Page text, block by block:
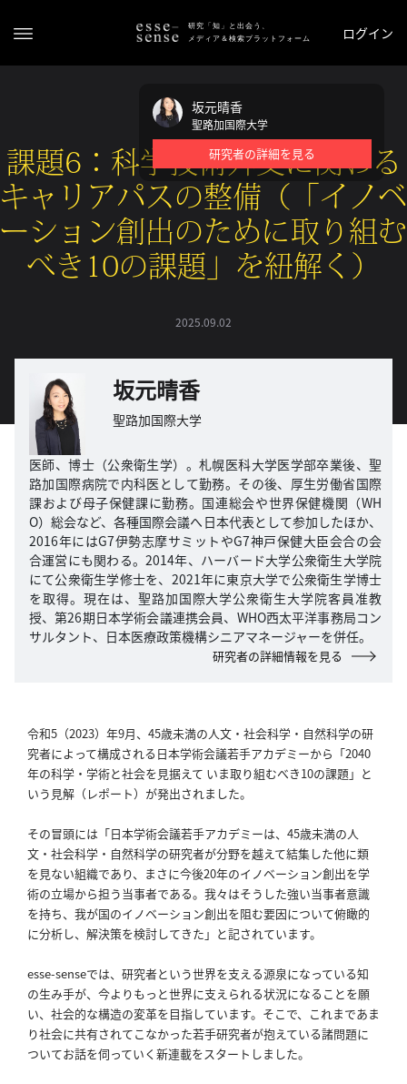
研究「知」と出会う、
メディア＆検索プラットフォーム
ログイン
ト
ッ
タ
へ
記
事
一
覧
へ
寄
稿/
の
一
覧
へ
パ
ト
ロ
ン
募
一
覧
へ
坂元晴香
聖路加国際大学
研究者の詳細を見る
課題6：科学技術外交に関わる
キャリアパスの整備（「イノベ
ーション創出のために取り組む
べき10の課題」を紐解く）
2025.09.02
坂元晴香
聖路加国際大学
研究者の詳細情報を見る
医師、博士（公衆衛生学）。札幌医科大学医学部卒業後、聖
路加国際病院で内科医として勤務。その後、厚生労働省国際
課および母子保健課に勤務。国連総会や世界保健機関（WH
O）総会など、各種国際会議へ日本代表として参加したほか、
2016年にはG7伊勢志摩サミットやG7神戸保健大臣会合の会
合運営にも関わる。2014年、ハーバード大学公衆衛生大学院
にて公衆衛生学修士を、2021年に東京大学で公衆衛生学博士
を取得。現在は、聖路加国際大学公衆衛生大学院客員准教
授、第26期日本学術会議連携会員、WHO西太平洋事務局コン
サルタント、日本医療政策機構シニアマネージャーを併任。
令和5（2023）年9月、45歳未満の人文・社会科学・自然科学の研
究者によって構成される日本学術会議若手アカデミーから「2040
年の科学・学術と社会を見据えて いま取り組むべき10の課題」と
いう見解（レポート）が発出されました。
その冒頭には「日本学術会議若手アカデミーは、45歳未満の人
文・社会科学・自然科学の研究者が分野を越えて結集した他に類
を見ない組織であり、まさに今後20年のイノベーション創出を学
術の立場から担う当事者である。我々はそうした強い当事者意識
を持ち、我が国のイノベーション創出を阻む要因について俯瞰的
に分析し、解決策を検討してきた」と記されています。
esse-senseでは、研究者という世界を支える源泉になっている知
の生み手が、今よりもっと世界に支えられる状況になることを願
い、社会的な構造の変革を目指しています。そこで、これまであま
り社会に共有されてこなかった若手研究者が抱えている諸問題に
ついてお話を伺っていく新連載をスタートしました。